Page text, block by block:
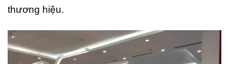
thương hiệu.